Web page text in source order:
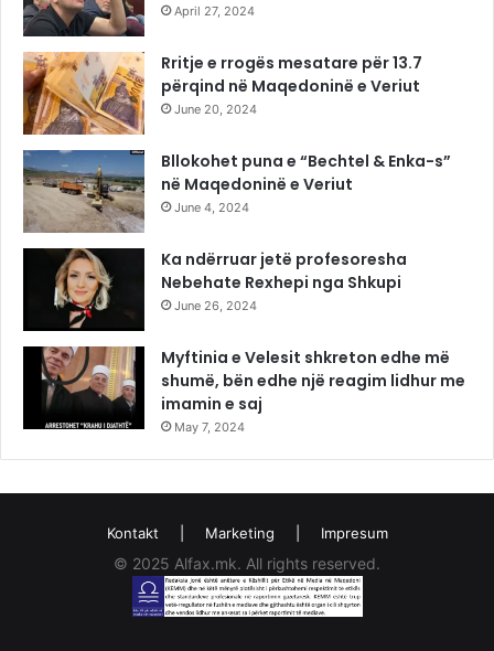
April 27, 2024
Rritje e rrogës mesatare për 13.7
përqind në Maqedoninë e Veriut
June 20, 2024
Bllokohet puna e “Bechtel & Enka-s”
në Maqedoninë e Veriut
June 4, 2024
Ka ndërruar jetë profesoresha
Nebehate Rexhepi nga Shkupi
June 26, 2024
Myftinia e Velesit shkreton edhe më
shumë, bën edhe një reagim lidhur me
imamin e saj
May 7, 2024
Kontakt Marketing Impresum
© 2025 Alfax.mk. All rights reserved.